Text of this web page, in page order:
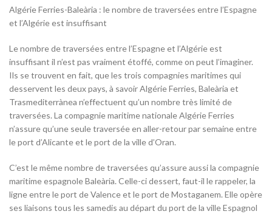
Algérie Ferries-Baleària : le nombre de traversées entre l’Espagne
et l’Algérie est insuffisant
Le nombre de traversées entre l’Espagne et l’Algérie est
insuffisant il n’est pas vraiment étoffé, comme on peut l’imaginer.
Ils se trouvent en fait, que les trois compagnies maritimes qui
desservent les deux pays, à savoir Algérie Ferries, Baleària et
Trasmediterrànea n’effectuent qu’un nombre très limité de
traversées. La compagnie maritime nationale Algérie Ferries
n’assure qu’une seule traversée en aller-retour par semaine entre
le port d’Alicante et le port de la ville d’Oran.
C’est le même nombre de traversées qu’assure aussi la compagnie
maritime espagnole Baleària. Celle-ci dessert, faut-il le rappeler, la
ligne entre le port de Valence et le port de Mostaganem. Elle opère
ses liaisons tous les samedis au départ du port de la ville Espagnol